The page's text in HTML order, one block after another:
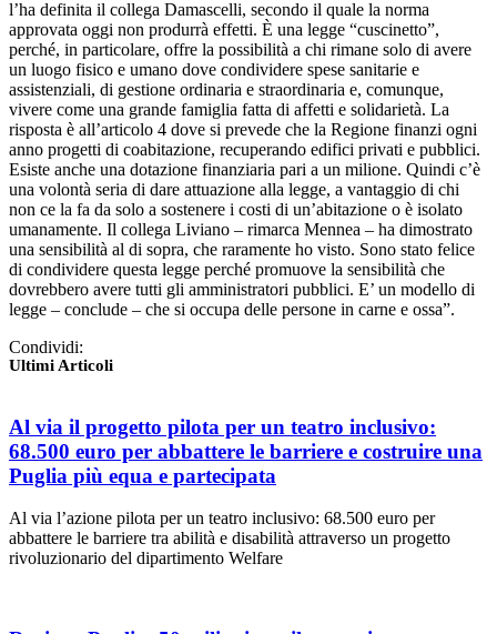
l’ha definita il collega Damascelli, secondo il quale la norma
approvata oggi non produrrà effetti. È una legge “cuscinetto”,
perché, in particolare, offre la possibilità a chi rimane solo di avere
un luogo fisico e umano dove condividere spese sanitarie e
assistenziali, di gestione ordinaria e straordinaria e, comunque,
vivere come una grande famiglia fatta di affetti e solidarietà. La
risposta è all’articolo 4 dove si prevede che la Regione finanzi ogni
anno progetti di coabitazione, recuperando edifici privati e pubblici.
Esiste anche una dotazione finanziaria pari a un milione. Quindi c’è
una volontà seria di dare attuazione alla legge, a vantaggio di chi
non ce la fa da solo a sostenere i costi di un’abitazione o è isolato
umanamente. Il collega Liviano – rimarca Mennea – ha dimostrato
una sensibilità al di sopra, che raramente ho visto. Sono stato felice
di condividere questa legge perché promuove la sensibilità che
dovrebbero avere tutti gli amministratori pubblici. E’ un modello di
legge – conclude – che si occupa delle persone in carne e ossa”.
Condividi:
Ultimi Articoli
Al via il progetto pilota per un teatro inclusivo:
68.500 euro per abbattere le barriere e costruire una
Puglia più equa e partecipata
Al via l’azione pilota per un teatro inclusivo: 68.500 euro per
abbattere le barriere tra abilità e disabilità attraverso un progetto
rivoluzionario del dipartimento Welfare